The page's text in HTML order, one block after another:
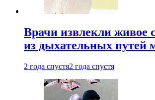
Врачи извлекли живое
из дыхательных путей
2 года спустя2 года спустя